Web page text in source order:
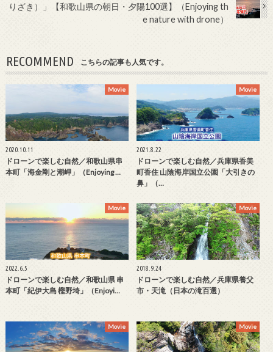
りざき）」【和歌山県の朝日・夕陽100選】（Enjoying th
e nature with drone）
RECOMMEND こちらの記事も人気です。
Movie
2020.10.11
ドローンで楽しむ自然／和歌山県串
本町「海金剛と潮岬」（Enjoying …
Movie
2021.8.22
ドローンで楽しむ自然／兵庫県香美
町香住 山陰海岸国立公園「大引きの
鼻」（…
Movie
2022.6.5
ドローンで楽しむ自然／和歌山県 串
本町「紀伊大島 樫野埼」（Enjoyi…
Movie
2018.9.24
ドローンで楽しむ自然／兵庫県養父
市・天滝（日本の滝百選）
Movie Movie